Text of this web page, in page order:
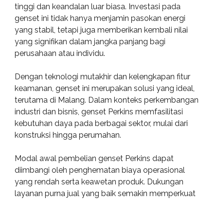
tinggi dan keandalan luar biasa. Investasi pada
genset ini tidak hanya menjamin pasokan energi
yang stabil, tetapi juga memberikan kembali nilai
yang signifikan dalam jangka panjang bagi
perusahaan atau individu.
Dengan teknologi mutakhir dan kelengkapan fitur
keamanan, genset ini merupakan solusi yang ideal,
terutama di Malang. Dalam konteks perkembangan
industri dan bisnis, genset Perkins memfasilitasi
kebutuhan daya pada berbagai sektor, mulai dari
konstruksi hingga perumahan.
Modal awal pembelian genset Perkins dapat
diimbangi oleh penghematan biaya operasional
yang rendah serta keawetan produk. Dukungan
layanan purna jual yang baik semakin memperkuat